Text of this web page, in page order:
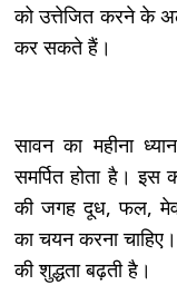
को उत्तेजित करने के
कर सकते हैं।
सावन का महीना
समर्पित होता है।
की जगह दूध, फल, मेव
का चयन करना
की शुद्धता बढ़ती है।